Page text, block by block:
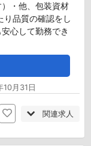
・他、包装資材
り品質の確認をし
心して勤務でき
月31日
関連求人